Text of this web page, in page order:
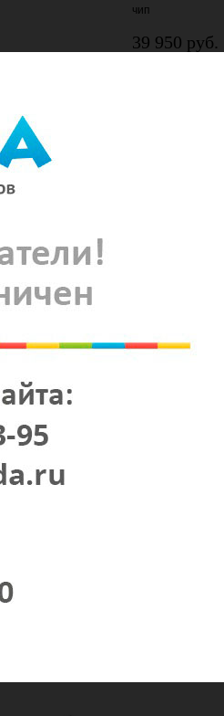
чип
39 950 руб.
CC2 plus
дисплей,
Головное
4/64 Lexus
Android 10, 9"
QLED-матрица,
STM TDA-7851 —
Аппаратный